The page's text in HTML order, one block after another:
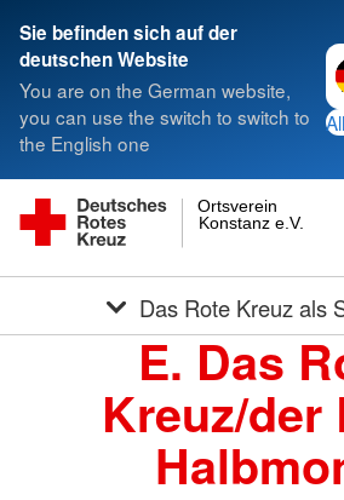
Sie befinden sich auf der
deutschen Website
You are on the German website,
you can use the switch to switch to
the English one
Konstanz e.V.
Ortsverein
Das Rote Kreuz als
E. Das
Kreuz/der